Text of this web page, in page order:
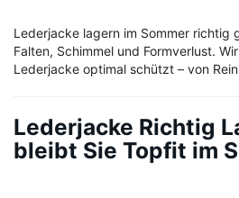
Lederjacke lagern im Sommer richtig
Falten, Schimmel und Formverlust.
Lederjacke optimal schützt – von
Lederjacke Richtig
bleibt Sie Topfit im